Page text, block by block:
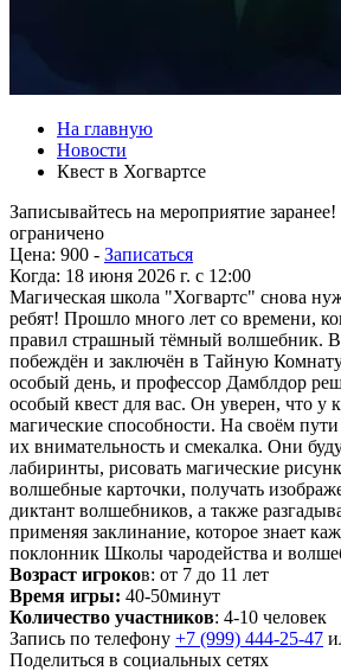
На главную
Новости
Квест в Хогвартсе
Записывайтесь на мероприятие
ограничено
Цена: 900 - Записаться
Когда: 18 июня 2026 г. c 12:00
Магическая школа "Хогвартс" снова
ребят! Прошло много лет со времени,
правил страшный тёмный волшебник. В
побеждён и заключён в Тайную
особый день, и профессор Дамблдор
особый квест для вас. Он уверен, что у
магические способности. На своём
их внимательность и смекалка. Они
лабиринты, рисовать магические
волшебные карточки, получать
диктант волшебников, а также
применяя заклинание, которое знает
поклонник Школы чародейства и
Возраст игроков: от 7 до 11 лет
Время игры: 40-50минут
Количество участников: 4-10 человек
Запись по телефону +7 (999) 444-25-47
Поделиться в социальных сетях